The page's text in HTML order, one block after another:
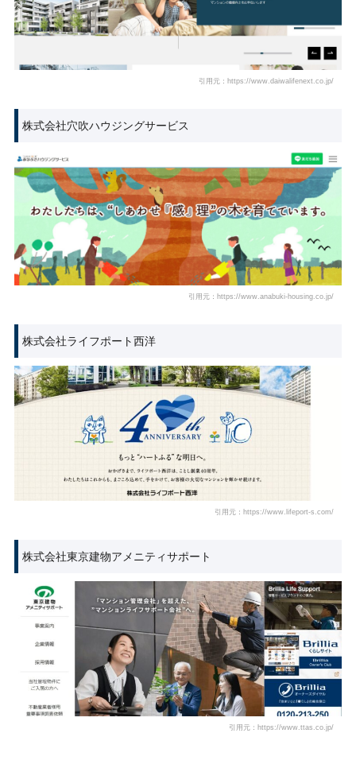
引用元：https://www.daiwalifenext.co.jp/
株式会社穴吹ハウジングサービス
引用元：https://www.anabuki-housing.co.jp/
株式会社ライフポート西洋
引用元：https://www.lifeport-s.com/
株式会社東京建物アメニティサポート
引用元：https://www.ttas.co.jp/